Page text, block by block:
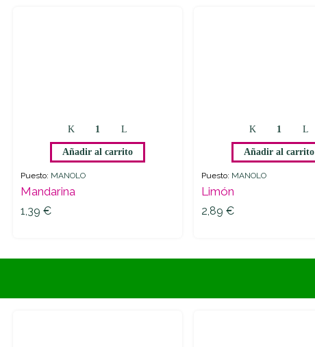
Añadir al carrito
1,39€
Puesto: MANOLO
Mandarina
1,39 €
Añadir al carrito
2,89€
Puesto: MANOLO
Limón
2,89€